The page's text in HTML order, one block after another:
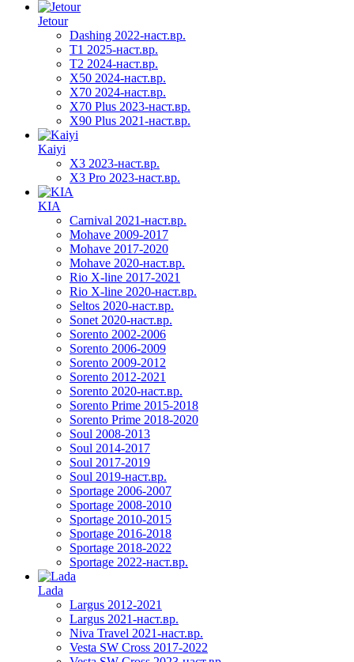
Jetour
Dashing 2022-наст.вр.
T1 2025-наст.вр.
T2 2024-наст.вр.
X50 2024-наст.вр.
X70 2024-наст.вр.
X70 Plus 2023-наст.вр.
X90 Plus 2021-наст.вр.
Kaiyi
X3 2023-наст.вр.
X3 Pro 2023-наст.вр.
KIA
Carnival 2021-наст.вр.
Mohave 2009-2017
Mohave 2017-2020
Mohave 2020-наст.вр.
Rio X-line 2017-2021
Rio X-line 2020-наст.вр.
Seltos 2020-наст.вр.
Sonet 2020-наст.вр.
Sorento 2002-2006
Sorento 2006-2009
Sorento 2009-2012
Sorento 2012-2021
Sorento 2020-наст.вр.
Sorento Prime 2015-2018
Sorento Prime 2018-2020
Soul 2008-2013
Soul 2014-2017
Soul 2017-2019
Soul 2019-наст.вр.
Sportage 2006-2007
Sportage 2008-2010
Sportage 2010-2015
Sportage 2016-2018
Sportage 2018-2022
Sportage 2022-наст.вр.
Lada
Largus 2012-2021
Largus 2021-наст.вр.
Niva Travel 2021-наст.вр.
Vesta SW Cross 2017-2022